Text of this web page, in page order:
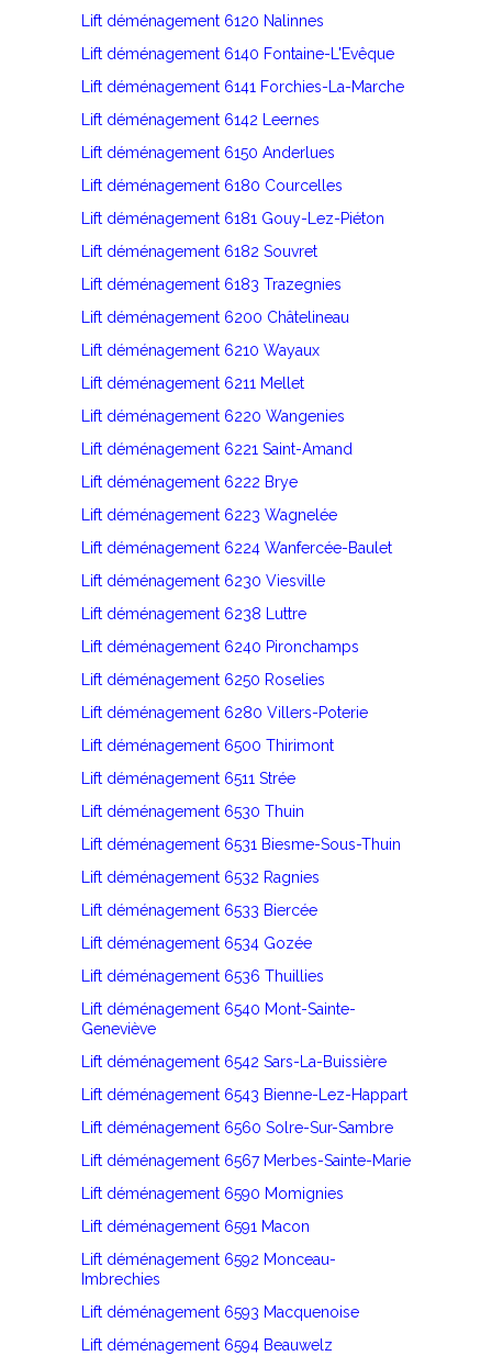
Lift déménagement 6120 Nalinnes
Lift déménagement 6140 Fontaine-L'Evêque
Lift déménagement 6141 Forchies-La-Marche
Lift déménagement 6142 Leernes
Lift déménagement 6150 Anderlues
Lift déménagement 6180 Courcelles
Lift déménagement 6181 Gouy-Lez-Piéton
Lift déménagement 6182 Souvret
Lift déménagement 6183 Trazegnies
Lift déménagement 6200 Châtelineau
Lift déménagement 6210 Wayaux
Lift déménagement 6211 Mellet
Lift déménagement 6220 Wangenies
Lift déménagement 6221 Saint-Amand
Lift déménagement 6222 Brye
Lift déménagement 6223 Wagnelée
Lift déménagement 6224 Wanfercée-Baulet
Lift déménagement 6230 Viesville
Lift déménagement 6238 Luttre
Lift déménagement 6240 Pironchamps
Lift déménagement 6250 Roselies
Lift déménagement 6280 Villers-Poterie
Lift déménagement 6500 Thirimont
Lift déménagement 6511 Strée
Lift déménagement 6530 Thuin
Lift déménagement 6531 Biesme-Sous-Thuin
Lift déménagement 6532 Ragnies
Lift déménagement 6533 Biercée
Lift déménagement 6534 Gozée
Lift déménagement 6536 Thuillies
Lift déménagement 6540 Mont-Sainte-
Geneviève
Lift déménagement 6542 Sars-La-Buissière
Lift déménagement 6543 Bienne-Lez-Happart
Lift déménagement 6560 Solre-Sur-Sambre
Lift déménagement 6567 Merbes-Sainte-Marie
Lift déménagement 6590 Momignies
Lift déménagement 6591 Macon
Lift déménagement 6592 Monceau-
Imbrechies
Lift déménagement 6593 Macquenoise
Lift déménagement 6594 Beauwelz